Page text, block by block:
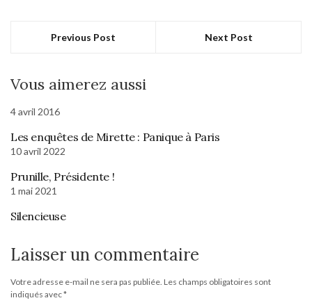
Previous Post Next Post
Vous aimerez aussi
4 avril 2016
Les enquêtes de Mirette : Panique à Paris
10 avril 2022
Prunille, Présidente !
1 mai 2021
Silencieuse
Laisser un commentaire
Votre adresse e-mail ne sera pas publiée. Les champs obligatoires sont
indiqués avec*